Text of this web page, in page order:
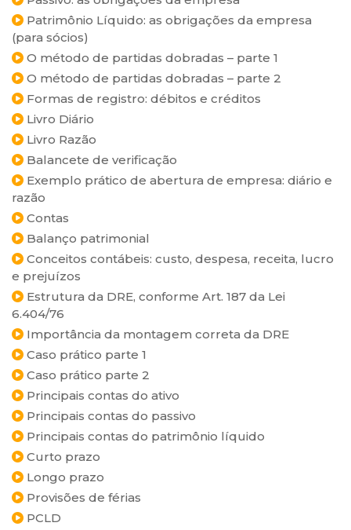
Patrimônio Líquido: as obrigações da empresa
(para sócios)
O método de partidas dobradas – parte 1
O método de partidas dobradas – parte 2
Formas de registro: débitos e créditos
Livro Diário
Livro Razão
Balancete de verificação
Exemplo prático de abertura de empresa: diário e
razão
Contas
Balanço patrimonial
Conceitos contábeis: custo, despesa, receita, lucro
e prejuízos
Estrutura da DRE, conforme Art. 187 da Lei
6.404/76
Importância da montagem correta da DRE
Caso prático parte 1
Caso prático parte 2
Principais contas do ativo
Principais contas do passivo
Principais contas do patrimônio líquido
Curto prazo
Longo prazo
Provisões de férias
PCLD